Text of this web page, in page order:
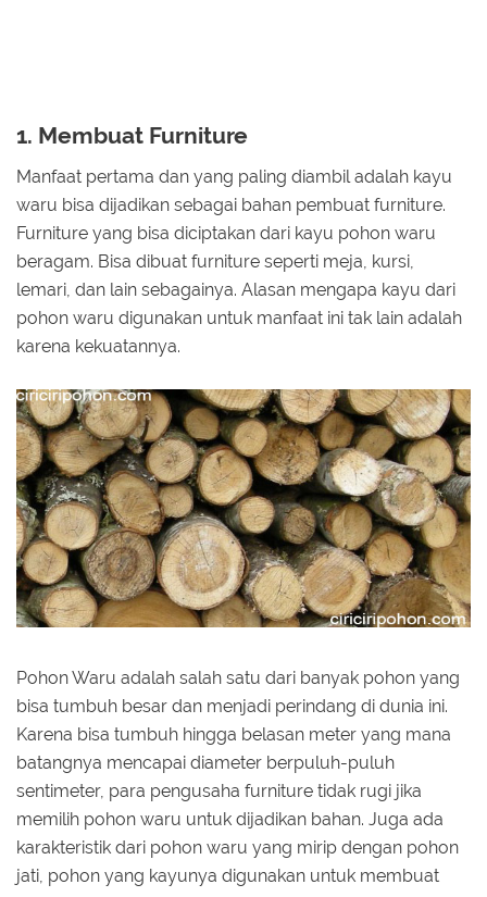
1. Membuat Furniture
Manfaat pertama dan yang paling diambil adalah kayu
waru bisa dijadikan sebagai bahan pembuat furniture.
Furniture yang bisa diciptakan dari kayu pohon waru
beragam. Bisa dibuat furniture seperti meja, kursi,
lemari, dan lain sebagainya. Alasan mengapa kayu dari
pohon waru digunakan untuk manfaat ini tak lain adalah
karena kekuatannya.
Pohon Waru adalah salah satu dari banyak pohon yang
bisa tumbuh besar dan menjadi perindang di dunia ini.
Karena bisa tumbuh hingga belasan meter yang mana
batangnya mencapai diameter berpuluh-puluh
sentimeter, para pengusaha furniture tidak rugi jika
memilih pohon waru untuk dijadikan bahan. Juga ada
karakteristik dari pohon waru yang mirip dengan pohon
jati, pohon yang kayunya digunakan untuk membuat